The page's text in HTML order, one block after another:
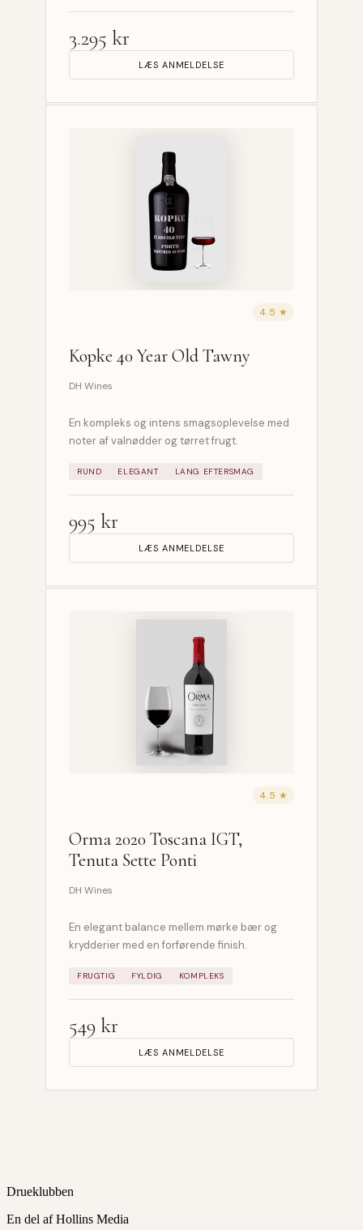
3.295 kr
LÆS ANMELDELSE
4.5 ★
Kopke 40 Year Old Tawny
DH Wines
En kompleks og intens smagsoplevelse med
noter af valnødder og tørret frugt.
RUND ELEGANT LANG EFTERSMAG
995 kr
LÆS ANMELDELSE
4.5 ★
Orma 2020 Toscana IGT,
Tenuta Sette Ponti
DH Wines
En elegant balance mellem mørke bær og
krydderier med en forførende finish.
FRUGTIG FYLDIG KOMPLEKS
549 kr
LÆS ANMELDELSE
Drueklubben
En del af Hollins Media